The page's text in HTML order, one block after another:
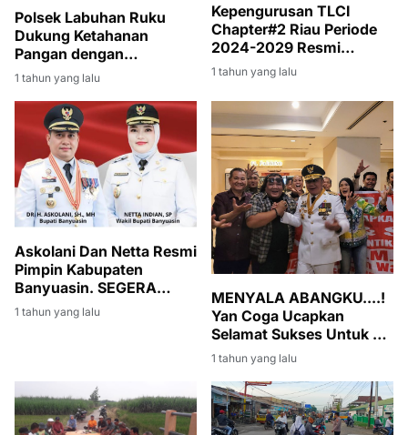
Polsek Labuhan Ruku
Dukung Ketahanan
Pangan dengan
Pemanfaatan Lahan
Pekarangan
1 tahun yang lalu
Kepengurusan TLCI
Chapter#2 Riau Periode
2024-2029 Resmi
Dilantik, Konsisten Peduli
Kegiatan Sosial
Kemasyarakatan
1 tahun yang lalu
Askolani Dan Netta Resmi
Pimpin Kabupaten
Banyuasin. SEGERA
TANCAP GASSS,
Melanjutkan Membangun
1 tahun yang lalu
MENYALA ABANGKU....!
Yan Coga Ucapkan
Selamat Sukses Untuk H.
Herman Deru Dan H. Cik
Ujang Sebagai Gubernur
Dan Wakil Gubernur
Sumsel
1 tahun yang lalu